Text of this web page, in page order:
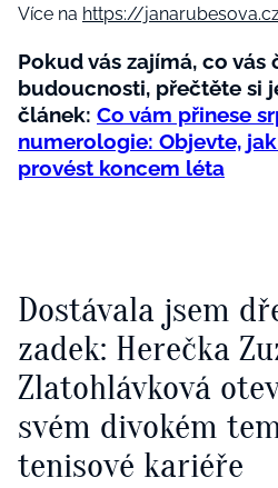
Více na https://
Pokud vás zajímá, co vás
budoucnosti, přečtěte si
článek: Co vám přinese
numerologie: Objevte,
provést koncem léta
Dostávala jsem
zadek: Herečka
Zlatohlávková
svém divokém
tenisové kariéře